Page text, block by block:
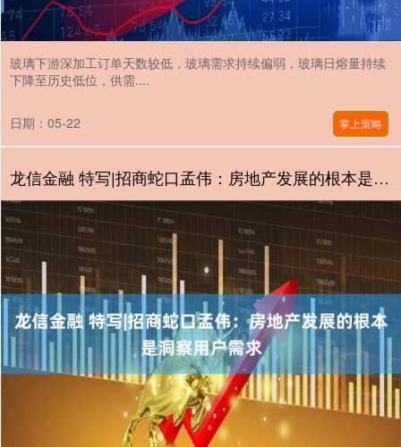
玻璃下游深加工订单天数较低，玻璃需求持续偏弱，玻璃日熔量持续
下降至历史低位，供需....
日期：05-22 掌上策略
龙信金融 特写|招商蛇口孟伟：房地产发展的根本是洞察用户需求